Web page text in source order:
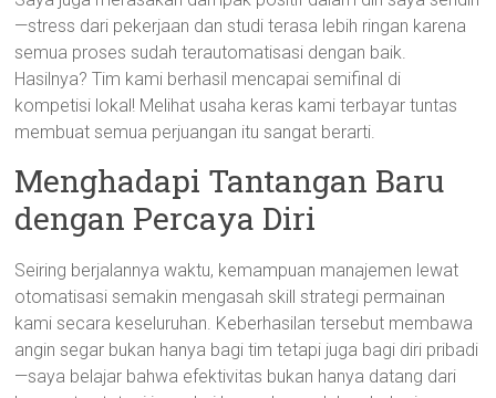
—stress dari pekerjaan dan studi terasa lebih ringan karena
semua proses sudah terautomatisasi dengan baik.
Hasilnya? Tim kami berhasil mencapai semifinal di
kompetisi lokal! Melihat usaha keras kami terbayar tuntas
membuat semua perjuangan itu sangat berarti.
Menghadapi Tantangan Baru
dengan Percaya Diri
Seiring berjalannya waktu, kemampuan manajemen lewat
otomatisasi semakin mengasah skill strategi permainan
kami secara keseluruhan. Keberhasilan tersebut membawa
angin segar bukan hanya bagi tim tetapi juga bagi diri pribadi
—saya belajar bahwa efektivitas bukan hanya datang dari